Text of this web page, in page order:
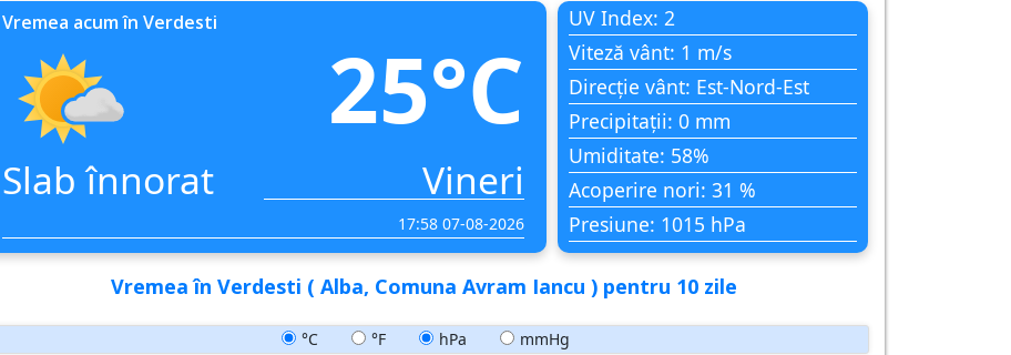
Vremea acum în Verdesti
25°C
Slab înnorat Vineri
17:58 07-08-2026
UV Index: 2
Viteză vânt: 1 m/s
Direcție vânt: Est-Nord-Est
Precipitații: 0 mm
Umiditate: 58%
Acoperire nori: 31 %
Presiune: 1015 hPa
Vremea în Verdesti ( Alba, Comuna Avram Iancu ) pentru 10 zile
°C °F hPa mmHg